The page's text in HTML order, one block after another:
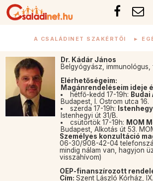
A CSALÁDINET SZAKÉRTŐI ►
Dr. Kádár János
Belgyógyász,
Elérhetőségeim:
Magánrendeléseim ideje
hétfő-kedd 17-19h:
Budapest, I. Ostrom utca 16.
szerda 17-19h:
Istenhegyi út 31/B.
csütörtök 17-19h: MOM
Budapest, Alkotás út 53.
Személyes konzultáció
06-30/908-42-04
mindig nálam van, hagyjon
visszahívom)
OEP-finanszírozott
Cím: Szent László Kórház,